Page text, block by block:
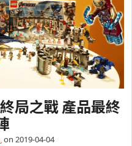
局之戰 產品最終
on 2019-04-04